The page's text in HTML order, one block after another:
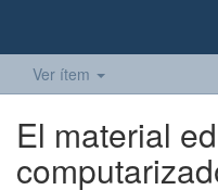
Ver ítem
El material